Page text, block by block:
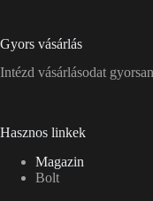
Gyors vásárlás
Intézd vásárlásodat
Hasznos linkek
Magazin
Bolt